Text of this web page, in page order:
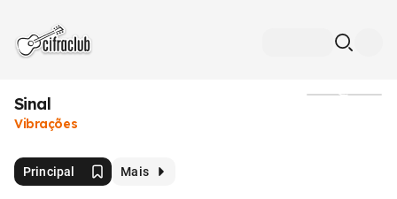
Sinal
Vibrações
Principal Mais